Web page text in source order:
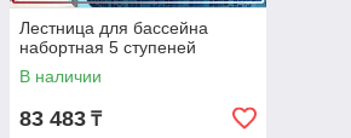
Лестница для бассейна
набортная 5 ступеней
В наличии
83 483 ₸